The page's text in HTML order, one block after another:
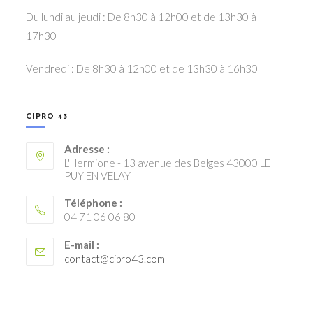
Du lundi au jeudi : De 8h30 à 12h00 et de 13h30 à
17h30
Vendredi : De 8h30 à 12h00 et de 13h30 à 16h30
CIPRO 43
Adresse :
L'Hermione - 13 avenue des Belges 43000 LE
PUY EN VELAY
Téléphone :
04 71 06 06 80
E-mail :
contact@cipro43.com